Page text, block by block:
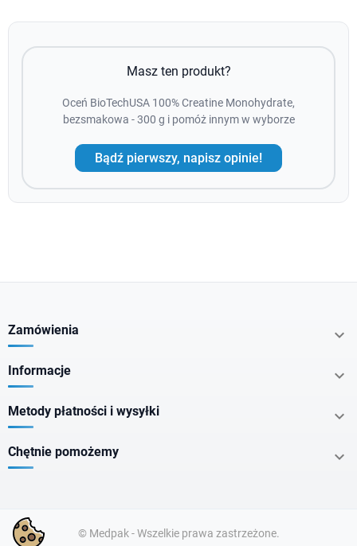
Masz ten produkt?
Oceń BioTechUSA 100% Creatine Monohydrate,
bezsmakowa - 300 g i pomóż innym w wyborze
Bądź pierwszy, napisz opinie!
Zamówienia 
Informacje 
Metody płatności i wysyłki 
Chętnie pomożemy 
© Medpak - Wszelkie prawa zastrzeżone.